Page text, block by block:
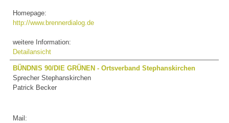
Homepage:
http://www.brennerdialog.de
weitere Information:
Detailansicht
BÜNDNIS 90/DIE GRÜNEN - Ortsverband Stephanskirchen
Sprecher Stephanskirchen
Patrick Becker
Mail: